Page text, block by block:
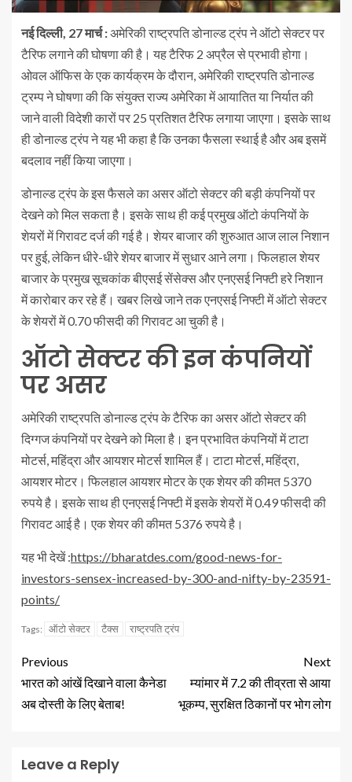
नई दिल्ली, 27 मार्च :अमेरिकी राष्ट्रपति डोनाल्ड ट्रंप ने ऑटो सेक्टर पर
टैरिफ लगाने की घोषणा की है। यह टैरिफ 2 अप्रैल से प्रभावी होगा।
ओवल ऑफिस के एक कार्यक्रम के दौरान, अमेरिकी राष्ट्रपति डोनाल्ड
ट्रम्प ने घोषणा की कि संयुक्त राज्य अमेरिका में आयातित या निर्यात की
जाने वाली विदेशी कारों पर 25 प्रतिशत टैरिफ लगाया जाएगा। इसके साथ
ही डोनाल्ड ट्रंप ने यह भी कहा है कि उनका फैसला स्थाई है और अब इसमें
बदलाव नहीं किया जाएगा।
डोनाल्ड ट्रंप के इस फैसले का असर ऑटो सेक्टर की बड़ी कंपनियों पर
देखने को मिल सकता है। इसके साथ ही कई प्रमुख ऑटो कंपनियों के
शेयरों में गिरावट दर्ज की गई है। शेयर बाजार की शुरुआत आज लाल निशान
पर हुई, लेकिन धीरे-धीरे शेयर बाजार में सुधार आने लगा। फिलहाल शेयर
बाजार के प्रमुख सूचकांक बीएसई सेंसेक्स और एनएसई निफ्टी हरे निशान
में कारोबार कर रहे हैं। खबर लिखे जाने तक एनएसई निफ्टी में ऑटो सेक्टर
के शेयरों में 0.70 फीसदी की गिरावट आ चुकी है।
ऑटो सेक्टर की इन कंपनियों
पर असर
अमेरिकी राष्ट्रपति डोनाल्ड ट्रंप के टैरिफ का असर ऑटो सेक्टर की
दिग्गज कंपनियों पर देखने को मिला है। इन प्रभावित कंपनियों में टाटा
मोटर्स, महिंद्रा और आयशर मोटर्स शामिल हैं। टाटा मोटर्स, महिंद्रा,
आयशर मोटर। फिलहाल आयशर मोटर के एक शेयर की कीमत 5370
रुपये है। इसके साथ ही एनएसई निफ्टी में इसके शेयरों में 0.49 फीसदी की
गिरावट आई है। एक शेयर की कीमत 5376 रुपये है।
यह भी देखें :https://bharatdes.com/good-news-for-
investors-sensex-increased-by-300-and-nifty-by-23591-
points/
Tags: ऑटो सेक्टर टैक्स राष्ट्रपति ट्रंप
Previous
भारत को आंखें दिखाने वाला कैनेडा
अब दोस्ती के लिए बेताब!
Next
म्यांमार में 7.2 की तीव्रता से आया
भूकम्प, सुरक्षित ठिकानों पर भोग लोग
Leave a Reply